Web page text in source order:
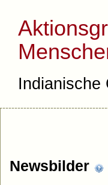
Indianische
Newsbilder